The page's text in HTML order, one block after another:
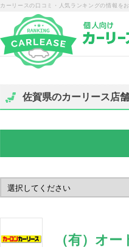
カーリースの口コミ・人気ランキングの情報を
佐賀県のカーリース店
（有）オ